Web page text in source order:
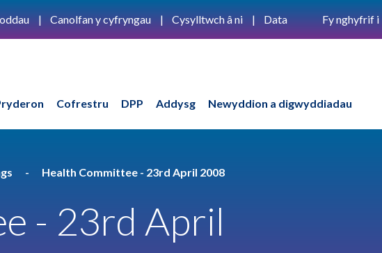
Canolfan y cyfryngau Cysylltwch â ni Data Fy nghyfrif i
Cofrestru DPP Addysg Newyddion a digwyddiadau
Health Committee - 23rd April 2008
- 23rd April